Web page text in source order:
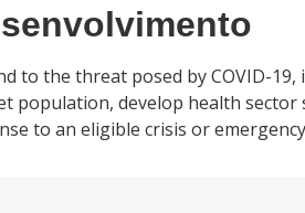
to the threat posed by COVID-
population, develop health sector
to an eligible crisis or